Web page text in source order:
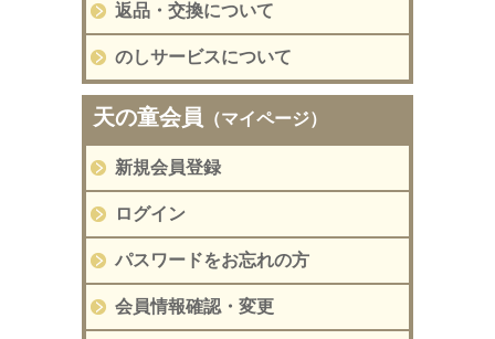
返品・交換について
のしサービスについて
天の童会員 （マイページ）
新規会員登録
ログイン
パスワードをお忘れの方
会員情報確認・変更